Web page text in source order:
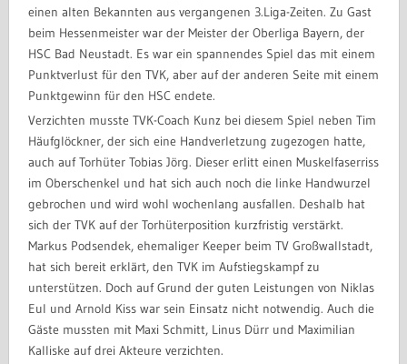
einen alten Bekannten aus vergangenen 3.Liga-Zeiten. Zu Gast
beim Hessenmeister war der Meister der Oberliga Bayern, der
HSC Bad Neustadt. Es war ein spannendes Spiel das mit einem
Punktverlust für den TVK, aber auf der anderen Seite mit einem
Punktgewinn für den HSC endete.
Verzichten musste TVK-Coach Kunz bei diesem Spiel neben Tim
Häufglöckner, der sich eine Handverletzung zugezogen hatte,
auch auf Torhüter Tobias Jörg. Dieser erlitt einen Muskelfaserriss
im Oberschenkel und hat sich auch noch die linke Handwurzel
gebrochen und wird wohl wochenlang ausfallen. Deshalb hat
sich der TVK auf der Torhüterposition kurzfristig verstärkt.
Markus Podsendek, ehemaliger Keeper beim TV Großwallstadt,
hat sich bereit erklärt, den TVK im Aufstiegskampf zu
unterstützen. Doch auf Grund der guten Leistungen von Niklas
Eul und Arnold Kiss war sein Einsatz nicht notwendig. Auch die
Gäste mussten mit Maxi Schmitt, Linus Dürr und Maximilian
Kalliske auf drei Akteure verzichten.